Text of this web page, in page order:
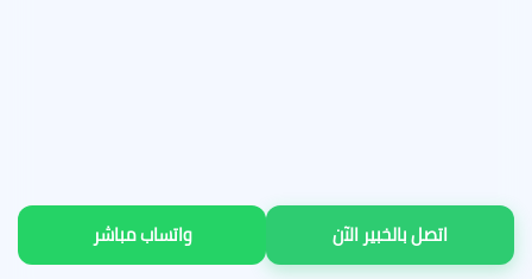
اتصل بالخبير الآن واتساب مباشر